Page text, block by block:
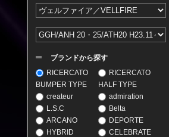
ブランドから探す
RICERCATO
BUMPER TYPE
RICERCATO
HALF TYPE
createur
admiration
L.S.C
Belta
ARCANO
DEPORTE
HYBRID
CELEBRATE